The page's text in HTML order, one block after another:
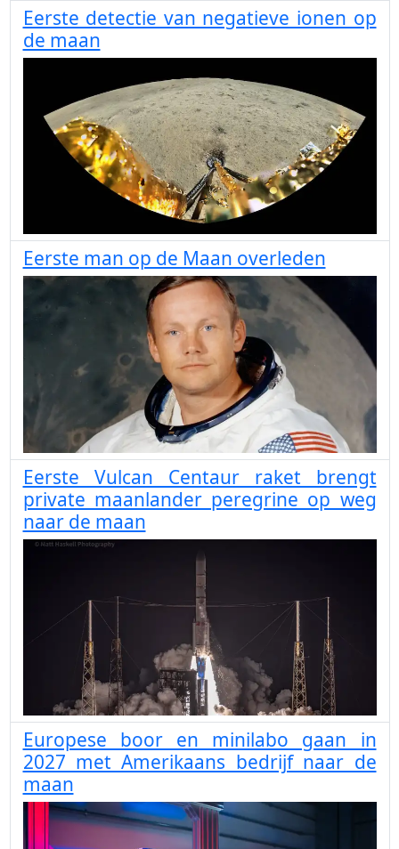
Eerste detectie van negatieve ionen op
de maan
Eerste man op de Maan overleden
Eerste Vulcan Centaur raket brengt
private maanlander peregrine op weg
naar de maan
Europese boor en minilabo gaan in
2027 met Amerikaans bedrijf naar de
maan